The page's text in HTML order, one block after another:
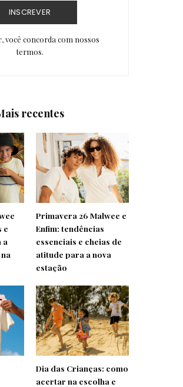
INSCREVER
você concorda com nossos
termos.
recentes
e
a
Primavera 26 Malwee e
Enfim: tendências
essenciais e cheias de
atitude para a nova
estação
Dia das Crianças: como
acertar na escolha e